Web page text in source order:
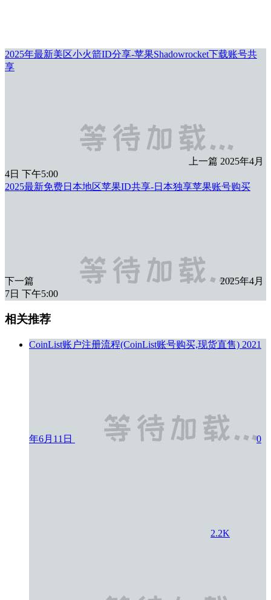
2025年最新美区小火箭ID分享-苹果Shadowrocket下载账号共
享
上一篇 2025年4月
4日 下午5:00
2025最新免费日本地区苹果ID共享-日本独享苹果账号购买
下一篇
2025年4月
7日 下午5:00
相关推荐
CoinList账户注册流程(CoinList账号购买,现货直售) 2021
年6月11日 0
2.2K